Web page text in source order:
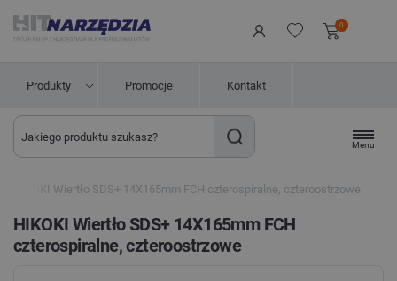
0
Produkty Promocje Kontakt
Menu
HIKOKI Wiertło SDS+ 14X165mm FCH czterospiralne, czteroostrzowe
HIKOKI Wiertło SDS+ 14X165mm FCH
czterospiralne, czteroostrzowe